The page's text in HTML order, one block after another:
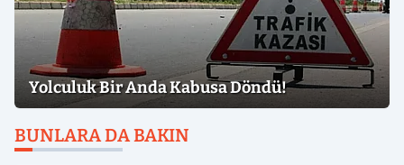
Yolculuk Bir Anda Kabusa Döndü!
BUNLARA DA BAKIN